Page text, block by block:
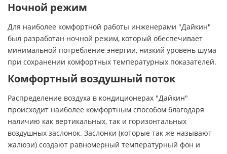
Ночной режим
Для наиболее комфортной работы инженерами "Дайкин"
был разработан ночной режим, который обеспечивает
минимальной потребление энергии, низкий уровень шума
при сохранении комфортных температурных показателей.
Комфортный воздушный поток
Распределение воздуха в кондиционерах "Дайкин"
происходит наиболее комфортным способом благодаря
наличию как вертикальных, так и горизонтальных
воздушных заслонок. Заслонки (которые так же называют
жалюзи) создают равномерный температурный фон и